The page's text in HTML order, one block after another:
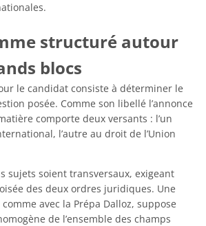
structuré autour
blocs
le candidat consiste à déterminer le
posée. Comme son libellé l’annonce
comporte deux versants : l’un
l’autre au droit de l’Union
sujets soient transversaux, exigeant
des deux ordres juridiques. Une
avec la Prépa Dalloz, suppose
de l’ensemble des champs